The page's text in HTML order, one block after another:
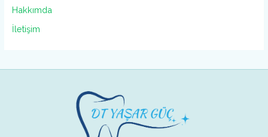
Hakkımda
İletişim